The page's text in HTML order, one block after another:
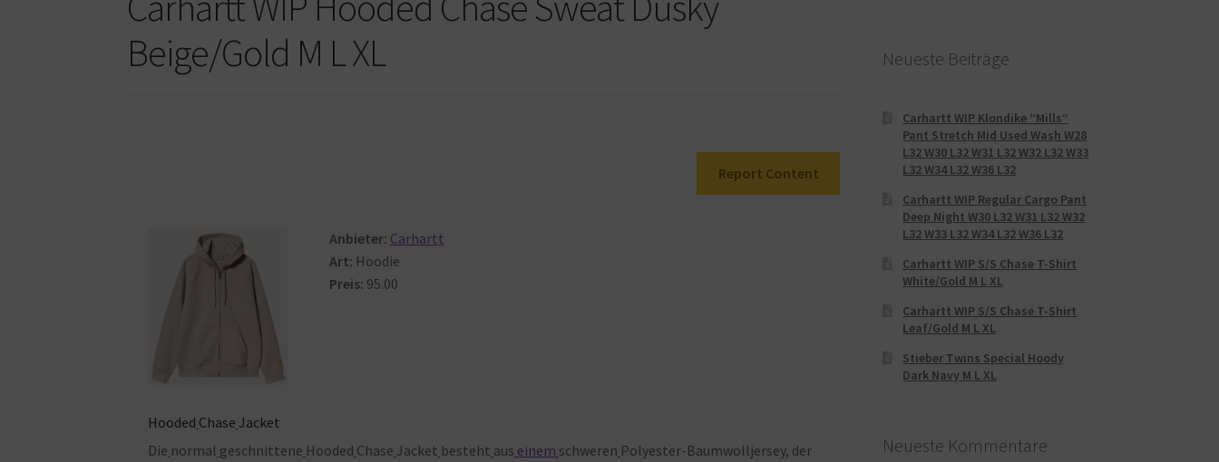
Beige/Gold M L XL
Report Content
Anbieter: Carhartt
Art: Hoodie
Preis: 95.00
Hooded Chase Jacket
Die normal geschnittene Hooded Chase Jacket besteht aus einem schweren Polyester-Baumwolljersey, der
Neueste Beiträge
Carhartt WIP Klondike “Mills“
Pant Stretch Mid Used Wash W28
L32 W30 L32 W31 L32 W32 L32 W33
L32 W34 L32 W36 L32
Carhartt WIP Regular Cargo Pant
Deep Night W30 L32 W31 L32 W32
L32 W33 L32 W34 L32 W36 L32
Carhartt WIP S/S Chase T-Shirt
White/Gold M L XL
Carhartt WIP S/S Chase T-Shirt
Leaf/Gold M L XL
Stieber Twins Special Hoody
Dark Navy M L XL
Neueste Kommentare